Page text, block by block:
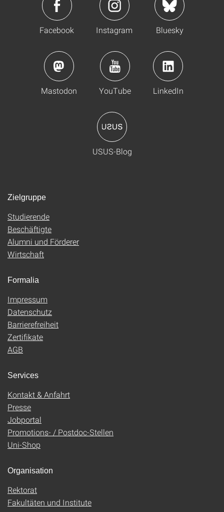
Facebook Instagram Bluesky
Mastodon YouTube LinkedIn
USUS-Blog
Zielgruppe
Studierende
Beschäftigte
Alumni und Förderer
Wirtschaft
Formalia
Impressum
Datenschutz
Barrierefreiheit
Zertifikate
AGB
Services
Kontakt & Anfahrt
Presse
Jobportal
Promotions- / Postdoc-Stellen
Uni-Shop
Organisation
Rektorat
Fakultäten und Institute